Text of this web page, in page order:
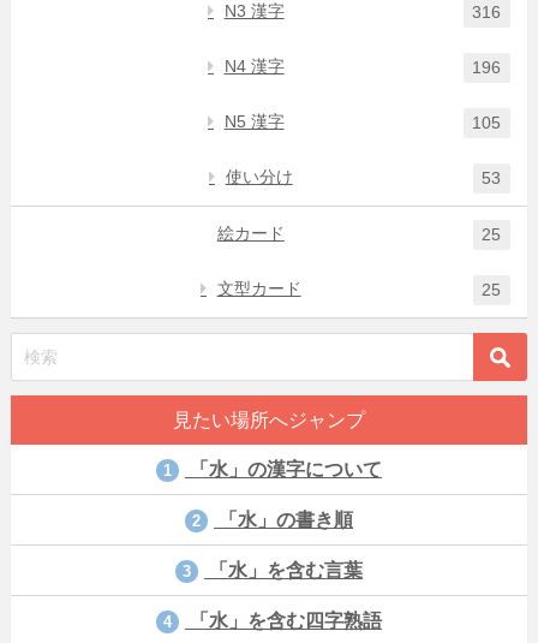
N3 漢字 316
N4 漢字 196
N5 漢字 105
使い分け 53
絵カード 25
文型カード 25
見たい場所へジャンプ
1 「水」の漢字について
2 「水」の書き順
3 「水」を含む言葉
4 「水」を含む四字熟語